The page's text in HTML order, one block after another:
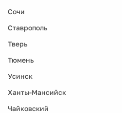
Сочи
Ставрополь
Тверь
Тюмень
Усинск
Ханты-Мансийск
Чайковский